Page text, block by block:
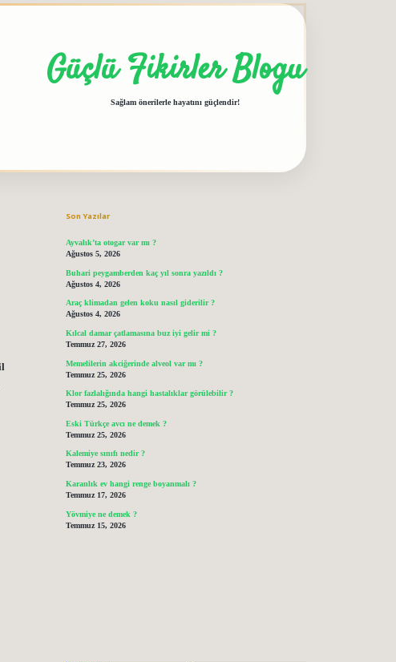
Güçlü Fikirler Blogu
Sağlam önerilerle hayatını güçlendir!
Son Yazılar
Ayvalık’ta otogar var mı ?
Ağustos 5, 2026
Buhari peygamberden kaç yıl sonra yazıldı ?
Ağustos 4, 2026
Araç klimadan gelen koku nasıl giderilir ?
Ağustos 4, 2026
Kılcal damar çatlamasına buz iyi gelir mi ?
Temmuz 27, 2026
Memelilerin akciğerinde alveol var mı ?
Temmuz 25, 2026
Klor fazlalığında hangi hastalıklar görülebilir ?
Temmuz 25, 2026
Eski Türkçe avcı ne demek ?
Temmuz 25, 2026
Kalemiye sınıfı nedir ?
Temmuz 23, 2026
Karanlık ev hangi renge boyanmalı ?
Temmuz 17, 2026
Yövmiye ne demek ?
Temmuz 15, 2026